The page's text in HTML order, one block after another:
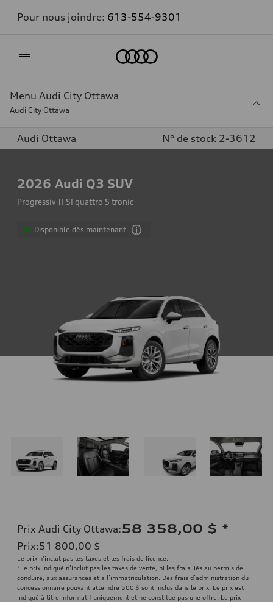
Pour nous joindre: 613-554-9301
Menu Audi City Ottawa
Audi City Ottawa
Audi Ottawa N° de stock 2-3612
2026 Audi Q3 SUV
Progressiv TFSI quattro S tronic
Disponible dès maintenant
Prix Audi City Ottawa:58 358,00 $ *
Prix:51 800,00 $
Le prix n'inclut pas les taxes et les frais de licence.
*Le prix indiqué n’inclut pas les taxes de vente, ni les frais liés au permis de
conduire, aux assurances et à l’immatriculation. Des frais d’administration du
concessionnaire pouvant atteindre 500 $ sont inclus dans le prix. Le prix est
indiqué à titre informatif uniquement et ne constitue pas une offre. Le prix